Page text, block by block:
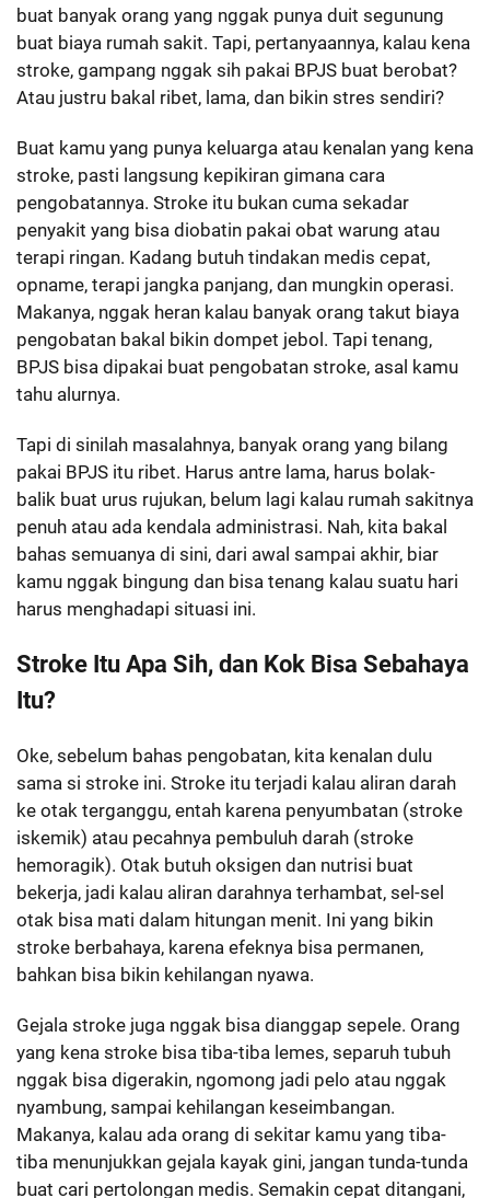
buat banyak orang yang nggak punya duit segunung
buat biaya rumah sakit. Tapi, pertanyaannya, kalau kena
stroke, gampang nggak sih pakai BPJS buat berobat?
Atau justru bakal ribet, lama, dan bikin stres sendiri?
Buat kamu yang punya keluarga atau kenalan yang kena
stroke, pasti langsung kepikiran gimana cara
pengobatannya. Stroke itu bukan cuma sekadar
penyakit yang bisa diobatin pakai obat warung atau
terapi ringan. Kadang butuh tindakan medis cepat,
opname, terapi jangka panjang, dan mungkin operasi.
Makanya, nggak heran kalau banyak orang takut biaya
pengobatan bakal bikin dompet jebol. Tapi tenang,
BPJS bisa dipakai buat pengobatan stroke, asal kamu
tahu alurnya.
Tapi di sinilah masalahnya, banyak orang yang bilang
pakai BPJS itu ribet. Harus antre lama, harus bolak-
balik buat urus rujukan, belum lagi kalau rumah sakitnya
penuh atau ada kendala administrasi. Nah, kita bakal
bahas semuanya di sini, dari awal sampai akhir, biar
kamu nggak bingung dan bisa tenang kalau suatu hari
harus menghadapi situasi ini.
Stroke Itu Apa Sih, dan Kok Bisa Sebahaya
Itu?
Oke, sebelum bahas pengobatan, kita kenalan dulu
sama si stroke ini. Stroke itu terjadi kalau aliran darah
ke otak terganggu, entah karena penyumbatan (stroke
iskemik) atau pecahnya pembuluh darah (stroke
hemoragik). Otak butuh oksigen dan nutrisi buat
bekerja, jadi kalau aliran darahnya terhambat, sel-sel
otak bisa mati dalam hitungan menit. Ini yang bikin
stroke berbahaya, karena efeknya bisa permanen,
bahkan bisa bikin kehilangan nyawa.
Gejala stroke juga nggak bisa dianggap sepele. Orang
yang kena stroke bisa tiba-tiba lemes, separuh tubuh
nggak bisa digerakin, ngomong jadi pelo atau nggak
nyambung, sampai kehilangan keseimbangan.
Makanya, kalau ada orang di sekitar kamu yang tiba-
tiba menunjukkan gejala kayak gini, jangan tunda-tunda
buat cari pertolongan medis. Semakin cepat ditangani,